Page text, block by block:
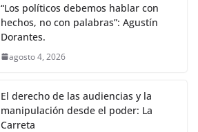
“Los políticos debemos hablar con
hechos, no con palabras”: Agustín
Dorantes.
agosto 4, 2026
El derecho de las audiencias y la
manipulación desde el poder: La
Carreta